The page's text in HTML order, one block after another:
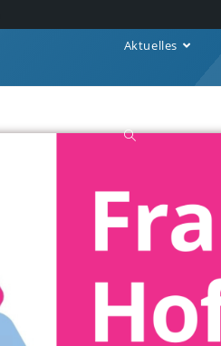
Aktuelles